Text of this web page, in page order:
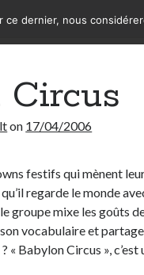
on 17/04/2006
festifs qui mènent
regarde le monde
groupe mixe les goûts
vocabulaire et
« Babylon Circus », c’est
dernier, nous